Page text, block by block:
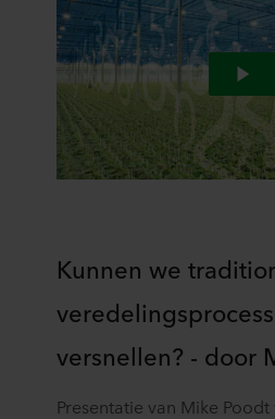
Kunnen we
versnellen? - door
Presentatie van Mike Poodt